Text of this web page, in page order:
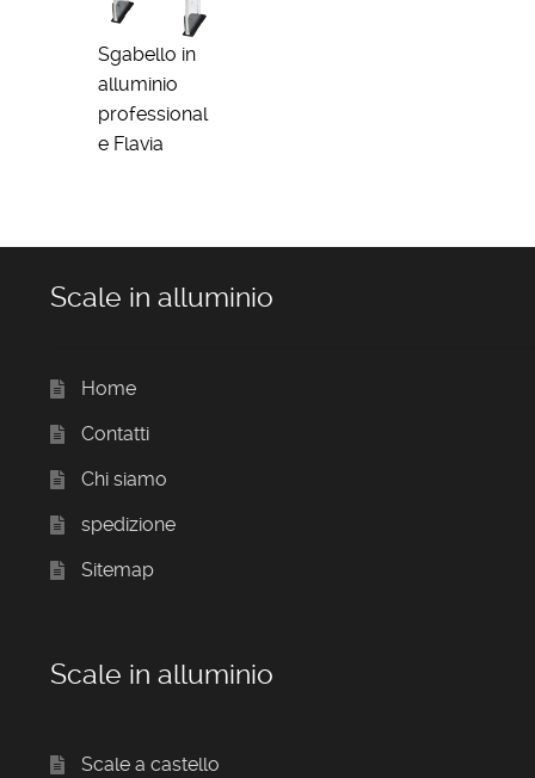
Sgabello in
alluminio
professional
e Flavia
Scale in alluminio
Home
Contatti
Chi siamo
spedizione
Sitemap
Scale in alluminio
Scale a castello